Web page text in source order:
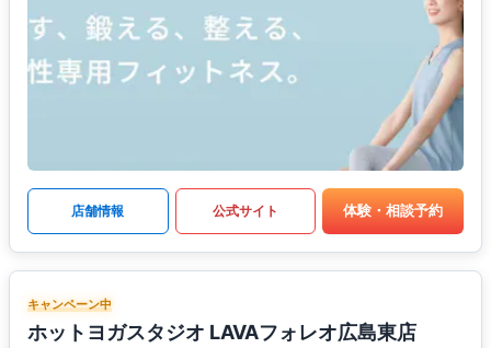
店舗情報 公式サイト 体験・相談予約
キャンペーン中
ホットヨガスタジオ LAVAフォレオ広島東店